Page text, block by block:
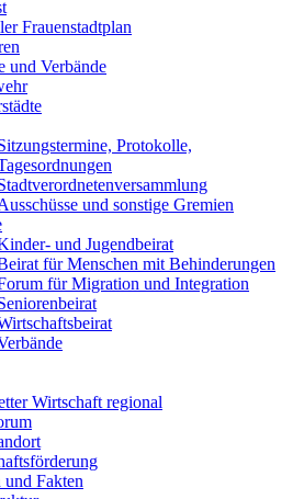
Frauenstadtplan
und Verbände
Protokolle,
und sonstige Gremien
und Jugendbeirat
für Menschen mit Behinderungen
für Migration und Integration
Wirtschaft regional
und Fakten